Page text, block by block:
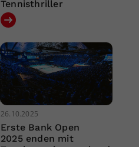
Tennisthriller
26.10.2025
Erste Bank Open
2025 enden mit